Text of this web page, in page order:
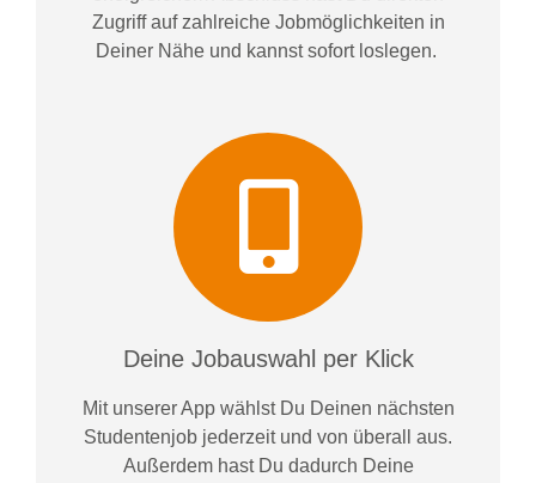
Zugriff auf zahlreiche Jobmöglichkeiten in
Deiner Nähe und kannst sofort loslegen.
Deine Jobauswahl per Klick
Mit unserer App wählst Du Deinen nächsten
Studentenjob jederzeit und von überall aus.
Außerdem hast Du dadurch Deine